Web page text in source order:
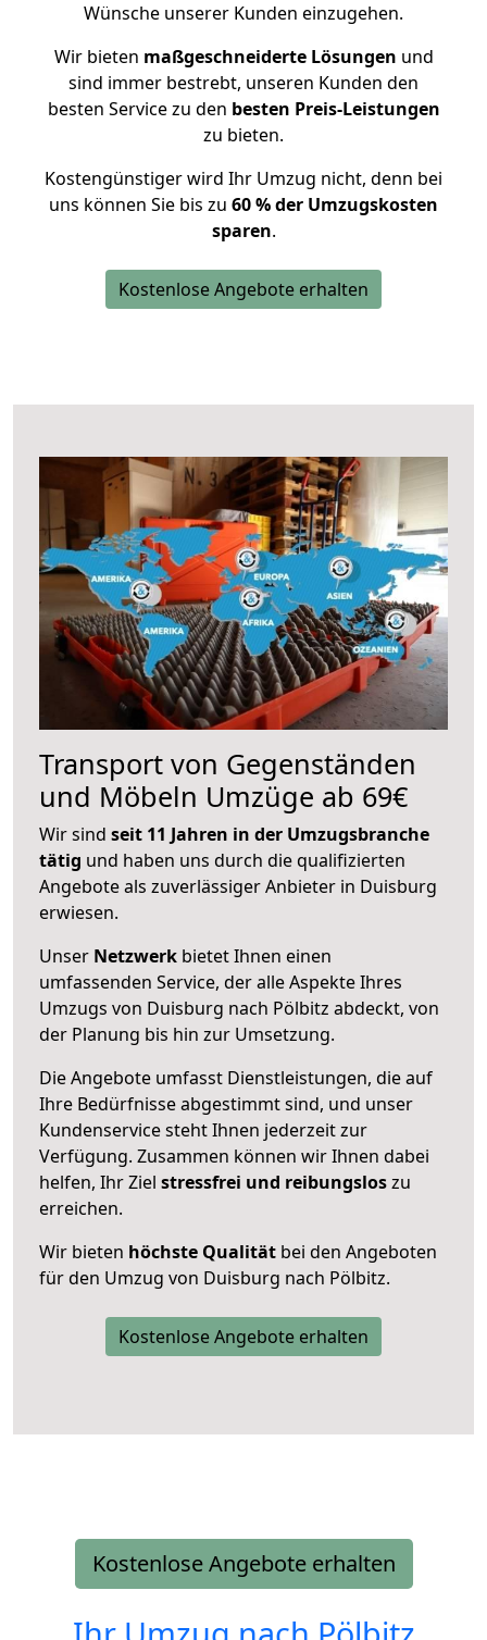
Wünsche unserer Kunden einzugehen.
Wir bieten maßgeschneiderte Lösungen und
sind immer bestrebt, unseren Kunden den
besten Service zu den besten Preis-Leistungen
zu bieten.
Kostengünstiger wird Ihr Umzug nicht, denn bei
uns können Sie bis zu 60 % der Umzugskosten
sparen.
Kostenlose Angebote erhalten
Transport von Gegenständen
und Möbeln Umzüge ab 69€
Wir sind seit 11 Jahren in der Umzugsbranche
tätig und haben uns durch die qualifizierten
Angebote als zuverlässiger Anbieter in Duisburg
erwiesen.
Unser Netzwerk bietet Ihnen einen
umfassenden Service, der alle Aspekte Ihres
Umzugs von Duisburg nach Pölbitz abdeckt, von
der Planung bis hin zur Umsetzung.
Die Angebote umfasst Dienstleistungen, die auf
Ihre Bedürfnisse abgestimmt sind, und unser
Kundenservice steht Ihnen jederzeit zur
Verfügung. Zusammen können wir Ihnen dabei
helfen, Ihr Ziel stressfrei und reibungsloszu
erreichen.
Wir bieten höchste Qualität bei den Angeboten
für den Umzug von Duisburg nach Pölbitz.
Kostenlose Angebote erhalten
Kostenlose Angebote erhalten